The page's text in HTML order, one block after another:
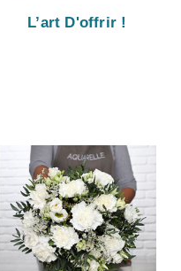
L’art D'offrir !